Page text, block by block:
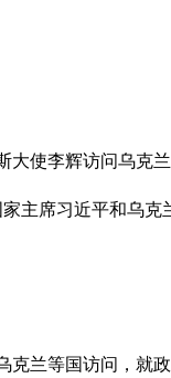
使李辉访问乌克兰
主席习近平和乌
兰等国访问，就